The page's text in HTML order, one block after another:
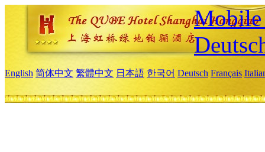
Mobile
English 简体中文 繁體中文 日本語 한국어 Deutsch Français